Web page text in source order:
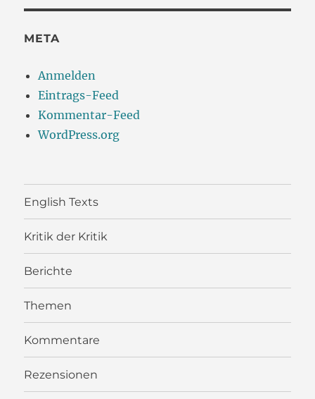
META
Anmelden
Eintrags-Feed
Kommentar-Feed
WordPress.org
English Texts
Kritik der Kritik
Berichte
Themen
Kommentare
Rezensionen